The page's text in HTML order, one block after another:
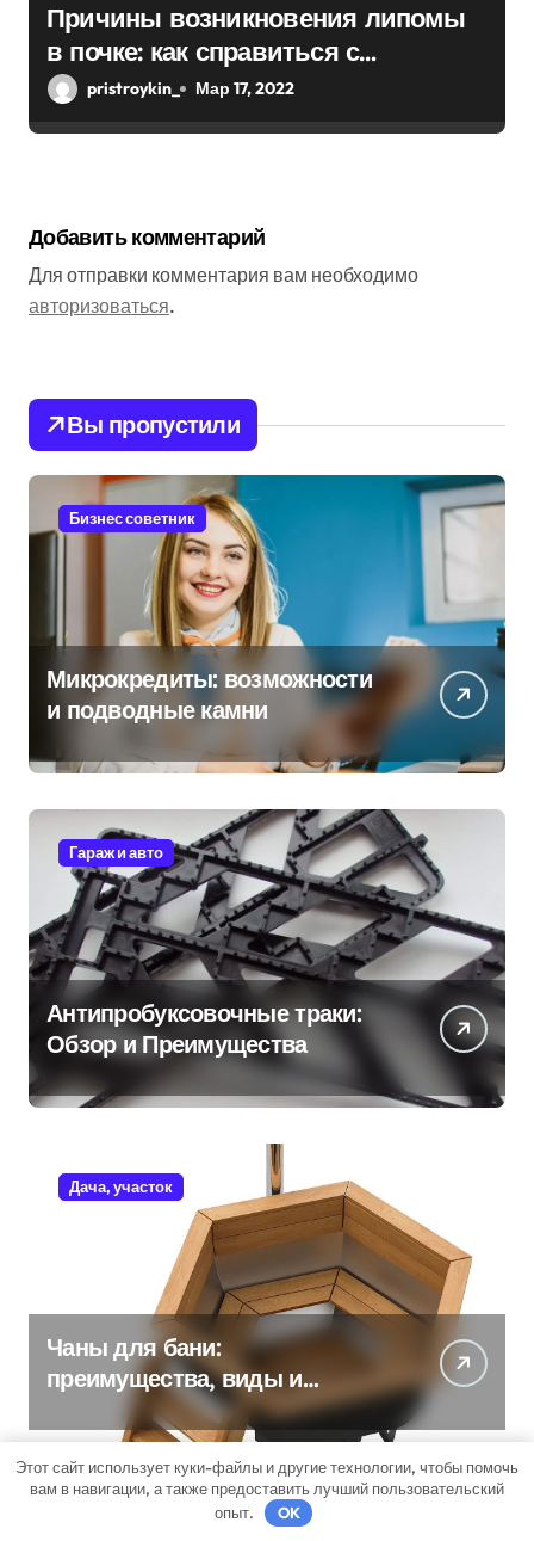
Причины возникновения липомы
в почке: как справиться с
болезнью
pristroykin_ Мар 17, 2022
Добавить комментарий
Для отправки комментария вам необходимо
авторизоваться.
Вы пропустили
Бизнес советник
Микрокредиты: возможности
и подводные камни
Гараж и авто
Антипробуксовочные траки:
Обзор и Преимущества
Дача, участок
Чаны для бани:
преимущества, виды и
особенности использования
Этот сайт использует куки-файлы и другие технологии, чтобы помочь
вам в навигации, а также предоставить лучший пользовательский
опыт.
OK